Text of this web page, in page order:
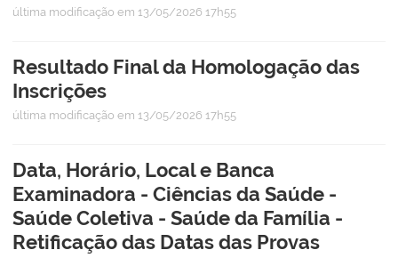
última modificação em 13/05/2026 17h55
Resultado Final da Homologação das
Inscrições
última modificação em 13/05/2026 17h55
Data, Horário, Local e Banca
Examinadora - Ciências da Saúde -
Saúde Coletiva - Saúde da Família -
Retificação das Datas das Provas